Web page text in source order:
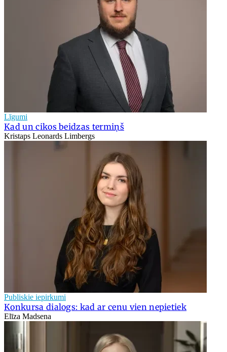
Līgumi
Kad un cikos beidzas termiņš
Kristaps Leonards Limbergs
Publiskie iepirkumi
Konkursa dialogs: kad ar cenu vien nepietiek
Elīza Madsena